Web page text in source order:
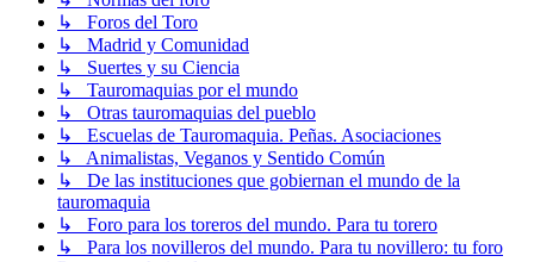
↳ Foros del Toro
↳ Madrid y Comunidad
↳ Suertes y su Ciencia
↳ Tauromaquias por el mundo
↳ Otras tauromaquias del pueblo
↳ Escuelas de Tauromaquia. Peñas. Asociaciones
↳ Animalistas, Veganos y Sentido Común
↳ De las instituciones que gobiernan el mundo de la
tauromaquia
↳ Foro para los toreros del mundo. Para tu torero
↳ Para los novilleros del mundo. Para tu novillero: tu foro